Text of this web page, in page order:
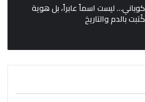
كوباني… ليست اسماً عابراً، بل هوية
كُتبت بالدم والتاريخ